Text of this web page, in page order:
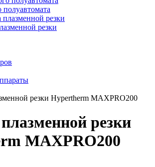
полуавтомата
резки
резки Hypertherm MAXPRO200
резки
MAXPRO200